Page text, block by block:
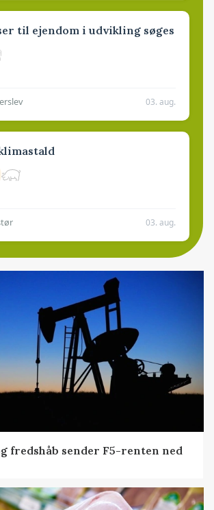
til ejendom i udvikling søges
03. aug.
03. aug.
fredshåb sender F5-renten ned